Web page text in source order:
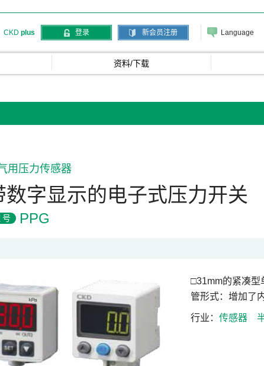
CKD plus 登录 新会员注册 Language
资料/下载
用压力传感器
数字显示的电子式压力开关
PPG
□31mm的紧凑型
管形式：增加了
行业 传感器